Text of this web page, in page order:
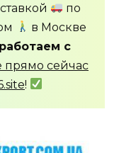
по
в Москве
работаем с
прямо сейчас
!